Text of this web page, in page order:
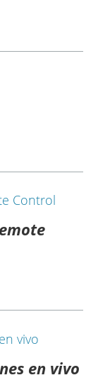
en vivo